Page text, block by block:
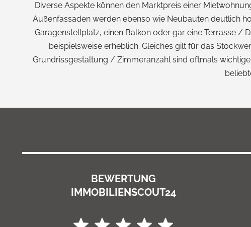
Diverse Aspekte können den Marktpreis einer
Außenfassaden werden ebenso wie Neubauten deutlich
Garagenstellplatz, einen Balkon oder gar eine Terrasse /
beispielsweise erheblich. Gleiches gilt für das
Grundrissgestaltung / Zimmeranzahl sind oftmals
BEWERTUNG
IMMOBILIENSCOUT24